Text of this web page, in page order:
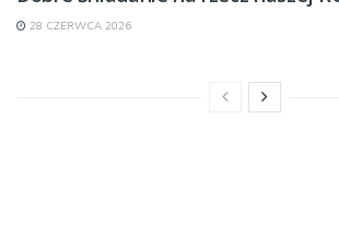
28 CZERWCA 2026